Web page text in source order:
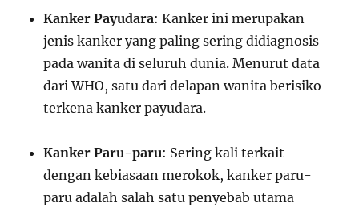
Kanker Payudara: Kanker ini merupakan
jenis kanker yang paling sering didiagnosis
pada wanita di seluruh dunia. Menurut data
dari WHO, satu dari delapan wanita berisiko
terkena kanker payudara.
Kanker Paru-paru: Sering kali terkait
dengan kebiasaan merokok, kanker paru-
paru adalah salah satu penyebab utama